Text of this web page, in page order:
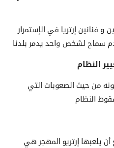
فنانين إرتريا في الإستمرار
النظام
من حيث الصعوبات التي
يلعبها إرتريو المهجر هي